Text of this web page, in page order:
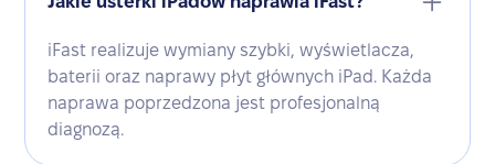
iFast realizuje wymiany szybki, wyświetlacza,
baterii oraz naprawy płyt głównych iPad. Każda
naprawa poprzedzona jest profesjonalną
diagnozą.